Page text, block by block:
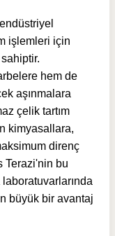
işlemleri için
hem de
aşınmalara
çelik tartım
kimyasallara,
direnç
Terazi'nin bu
büyük bir avantaj